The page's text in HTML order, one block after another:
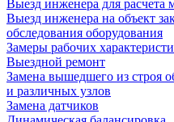
Выезд инженера для расчета
Выезд инженера на объект
обследования оборудования
Замеры рабочих
Выездной ремонт
Замена вышедшего из строя
и различных узлов
Замена датчиков